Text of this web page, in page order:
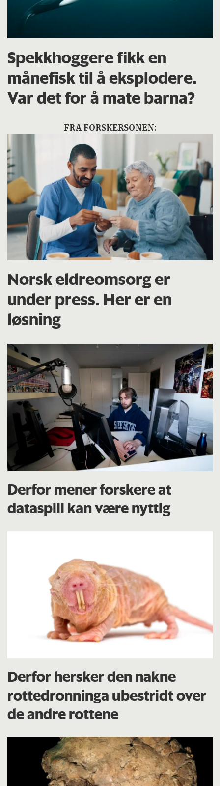
Spekkhoggere fikk en
månefisk til å eksplodere.
Var det for å mate barna?
FRA FORSKERSONEN:
Norsk eldreomsorg er
under press. Her er en
løsning
Derfor mener forskere at
dataspill kan være nyttig
Derfor hersker den nakne
rottedronninga ubestridt over
de andre rottene